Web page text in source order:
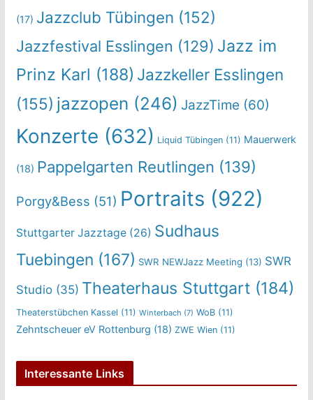
(17) Jazzclub Tübingen (152)
Jazzfestival Esslingen (129) Jazz im
Prinz Karl (188) Jazzkeller Esslingen
(155) jazzopen (246) JazzTime (60)
Konzerte (632) Liquid Tübingen(11) Mauerwerk
(18) Pappelgarten Reutlingen (139)
Porgy&Bess (51) Portraits (922)
Stuttgarter Jazztage(26) Sudhaus
Tuebingen (167) SWR NEWJazz Meeting (13) SWR
Studio(35) Theaterhaus Stuttgart(184)
Theaterstübchen Kassel (11) Winterbach (7) WoB(11)
Zehntscheuer eV Rottenburg (18) ZWE Wien(11)
Interessante Links